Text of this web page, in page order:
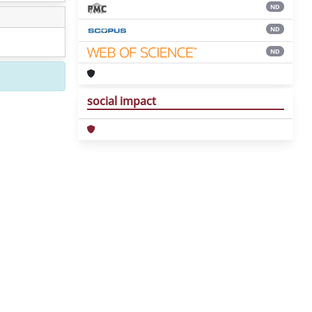
ND
ND
ND
social impact